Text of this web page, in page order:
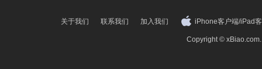
关于我们 联系我们 加入我们 iPhone客户端/iPad
Copyright ©